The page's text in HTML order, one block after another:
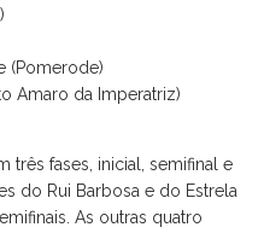
(Pomerode)
Amaro da Imperatriz)
três fases, inicial, semifinal e
do Rui Barbosa e do Estrela
As outras quatro